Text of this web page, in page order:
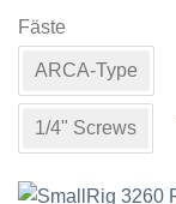
här
produkten
har
flera
varianter.
De
Fäste
ARCA-Type
1/4" Screws